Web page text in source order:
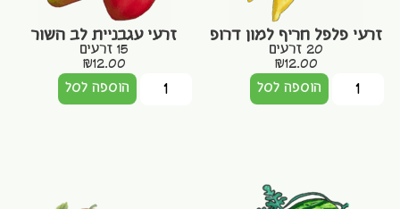
זרעי פלפל חריף למון דרופ
20 זרעים
₪12.00
הוספה לסל
זרעי עגבניית לב השור
15 זרעים
₪12.00
הוספה לסל